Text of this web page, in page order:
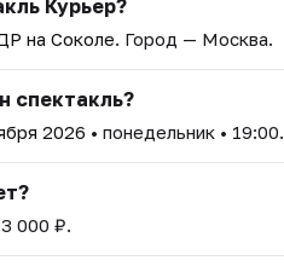
Курьер?
на Соколе. Город — Москва.
спектакль?
2026 • понедельник • 19:00.
000 ₽.